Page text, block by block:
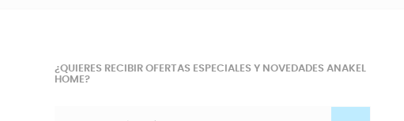
¿QUIERES RECIBIR OFERTAS ESPECIALES Y NOVEDADES ANAKEL
HOME?